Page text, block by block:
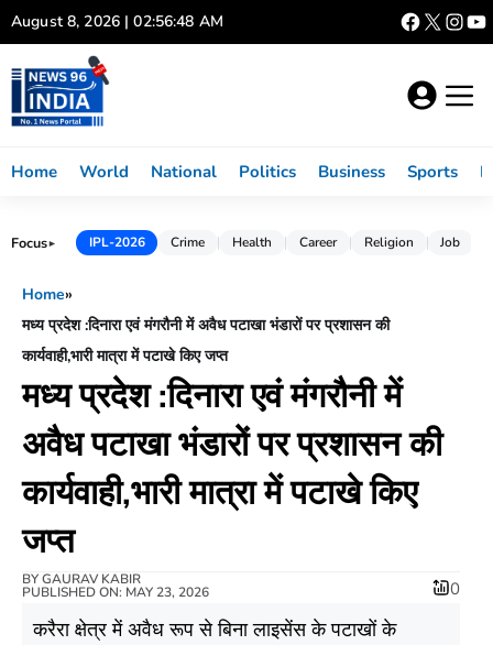
Skip
to
content
August 8, 2026 | 02:56:49 AM
Home World National Politics Business Sports
Focus► IPL-2026 Crime Health Career Religion Job
Home»
मध्य प्रदेश :दिनारा एवं मंगरौनी में अवैध पटाखा भंडारों पर प्रशासन की
कार्यवाही,भारी मात्रा में पटाखे किए जप्त
मध्य प्रदेश :दिनारा एवं मंगरौनी में
अवैध पटाखा भंडारों पर प्रशासन की
कार्यवाही,भारी मात्रा में पटाखे किए
जप्त
BYGAURAV KABIR
PUBLISHED ON: MAY 23, 2026 0
करैरा क्षेत्र में अवैध रूप से बिना लाइसेंस के पटाखों के